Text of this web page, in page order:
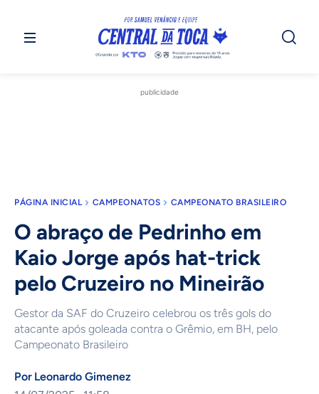
publicidade
PÁGINA INICIAL CAMPEONATOS CAMPEONATO BRASILEIRO
O abraço de Pedrinho em
Kaio Jorge após hat-trick
pelo Cruzeiro no Mineirão
Gestor da SAF do Cruzeiro celebrou os três gols do
atacante após goleada contra o Grêmio, em BH, pelo
Campeonato Brasileiro
Por Leonardo Gimenez